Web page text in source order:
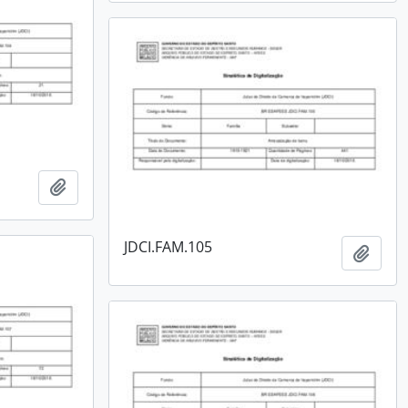
Adicionar a área de transferência
JDCI.FAM.105